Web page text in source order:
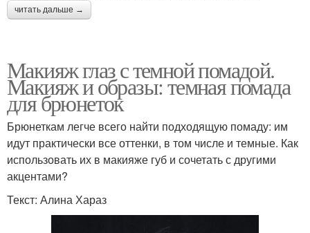
читать дальше →
Макияж глаз с темной помадой.
Макияж и образы: темная помада
для брюнеток
Брюнеткам легче всего найти подходящую помаду: им
идут практически все оттенки, в том числе и темные. Как
использовать их в макияже губ и сочетать с другими
акцентами?
Текст: Алина Хараз